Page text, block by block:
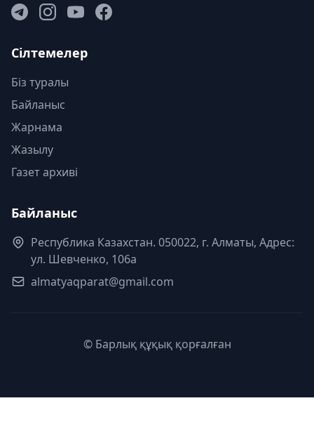
Сілтемелер
Біз туралы
Байланыс
Жарнама
Жазылу
Газет архиві
Байланыс
Республика Казахстан. 050022, г. Алматы, Адрес:
ул. Шевченко, 106а
almatyaqparat@gmail.com
© Барлық құқық қорғалған